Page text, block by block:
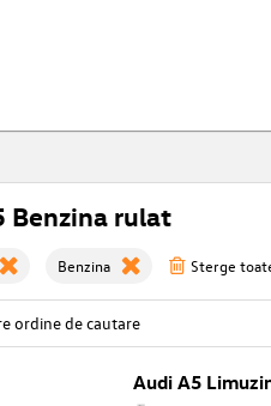
Benzina rulat
Benzina Sterge
Audi A5